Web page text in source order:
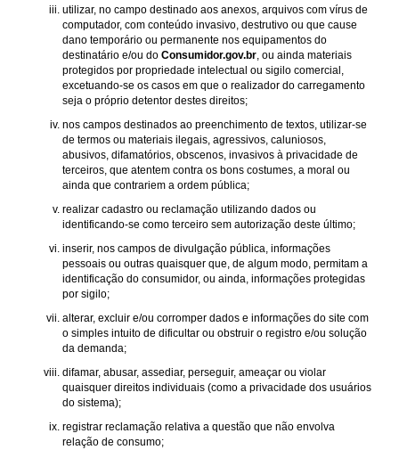
utilizar, no campo destinado aos anexos, arquivos com vírus de
computador, com conteúdo invasivo, destrutivo ou que cause
dano temporário ou permanente nos equipamentos do
destinatário e/ou do Consumidor.gov.br , ou ainda materiais
protegidos por propriedade intelectual ou sigilo comercial,
excetuando-se os casos em que o realizador do carregamento
seja o próprio detentor destes direitos;
nos campos destinados ao preenchimento de textos, utilizar-se
de termos ou materiais ilegais, agressivos, caluniosos,
abusivos, difamatórios, obscenos, invasivos à privacidade de
terceiros, que atentem contra os bons costumes, a moral ou
ainda que contrariem a ordem pública;
realizar cadastro ou reclamação utilizando dados ou
identificando-se como terceiro sem autorização deste último;
inserir, nos campos de divulgação pública, informações
pessoais ou outras quaisquer que, de algum modo, permitam a
identificação do consumidor, ou ainda, informações protegidas
por sigilo;
alterar, excluir e/ou corromper dados e informações do site com
o simples intuito de dificultar ou obstruir o registro e/ou solução
da demanda;
difamar, abusar, assediar, perseguir, ameaçar ou violar
quaisquer direitos individuais (como a privacidade dos usuários
do sistema);
registrar reclamação relativa a questão que não envolva
relação de consumo;